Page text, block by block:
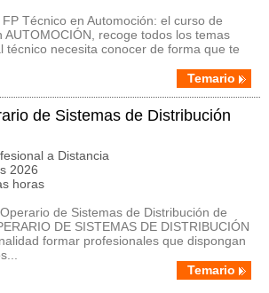
Técnico en Automoción: el curso de
AUTOMOCIÓN, recoge todos los temas
técnico necesita conocer de forma que te
Temario
de Sistemas de Distribución
a Distancia
2026
horas
de Sistemas de Distribución de
DE SISTEMAS DE DISTRIBUCIÓN
formar profesionales que dispongan
Temario